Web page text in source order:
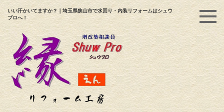
いい汗かいてますか？｜埼玉県狭山市で水回り・内装リフォームはシュウ
プロへ！